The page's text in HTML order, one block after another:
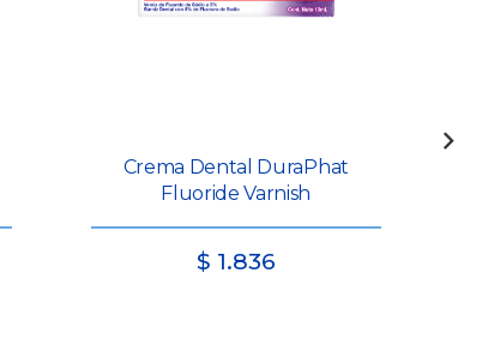
Crema Dental DuraPhat
Fluoride Varnish
$ 1.836